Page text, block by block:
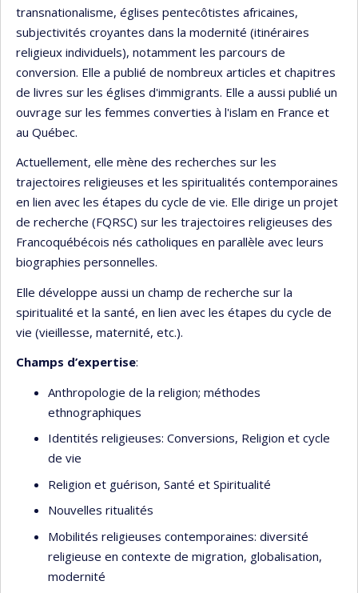
transnationalisme, églises pentecôtistes africaines,
subjectivités croyantes dans la modernité (itinéraires
religieux individuels), notamment les parcours de
conversion. Elle a publié de nombreux articles et chapitres
de livres sur les églises d'immigrants. Elle a aussi publié un
ouvrage sur les femmes converties à l'islam en France et
au Québec.
Actuellement, elle mène des recherches sur les
trajectoires religieuses et les spiritualités contemporaines
en lien avec les étapes du cycle de vie. Elle dirige un projet
de recherche (FQRSC) sur les trajectoires religieuses des
Francoquébécois nés catholiques en parallèle avec leurs
biographies personnelles.
Elle développe aussi un champ de recherche sur la
spiritualité et la santé, en lien avec les étapes du cycle de
vie (vieillesse, maternité, etc.).
Champs d’expertise:
Anthropologie de la religion; méthodes
ethnographiques
Identités religieuses: Conversions, Religion et cycle
de vie
Religion et guérison, Santé et Spiritualité
Nouvelles ritualités
Mobilités religieuses contemporaines: diversité
religieuse en contexte de migration, globalisation,
modernité